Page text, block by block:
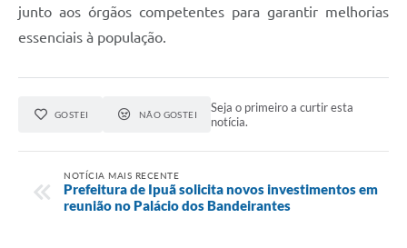
junto aos órgãos competentes para garantir melhorias
essenciais à população.
GOSTEI NÃO GOSTEI
Seja o primeiro a curtir esta
notícia.
NOTÍCIA MAIS RECENTE
Prefeitura de Ipuã solicita novos investimentos em
reunião no Palácio dos Bandeirantes